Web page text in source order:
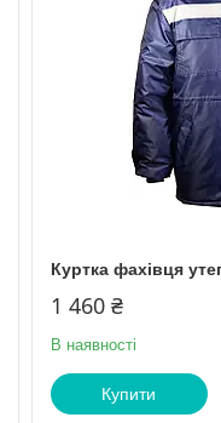
Куртка фахівця
1 460 ₴
В наявності
Купити